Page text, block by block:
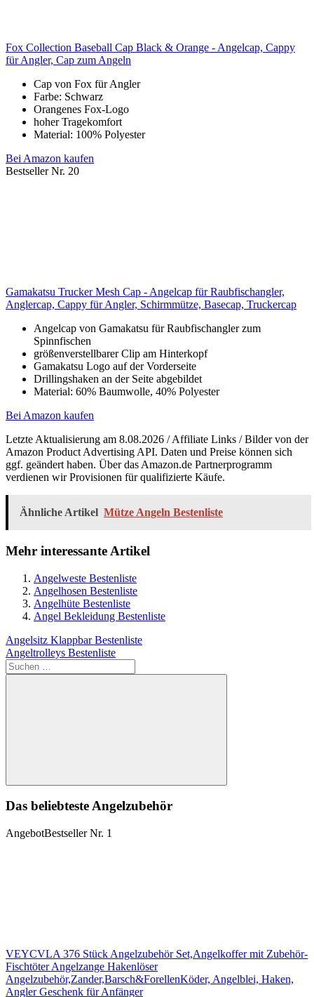
Fox Collection Baseball Cap Black & Orange - Angelcap, Cappy
für Angler, Cap zum Angeln
Cap von Fox für Angler
Farbe: Schwarz
Orangenes Fox-Logo
hoher Tragekomfort
Material: 100% Polyester
Bei Amazon kaufen
Bestseller Nr. 20
Gamakatsu Trucker Mesh Cap - Angelcap für Raubfischangler,
Anglercap, Cappy für Angler, Schirmmütze, Basecap, Truckercap
Angelcap von Gamakatsu für Raubfischangler zum
Spinnfischen
größenverstellbarer Clip am Hinterkopf
Gamakatsu Logo auf der Vorderseite
Drillingshaken an der Seite abgebildet
Material: 60% Baumwolle, 40% Polyester
Bei Amazon kaufen
Letzte Aktualisierung am 8.08.2026 / Affiliate Links / Bilder von der
Amazon Product Advertising API. Daten und Preise können sich
ggf. geändert haben. Über das Amazon.de Partnerprogramm
verdienen wir Provisionen für qualifizierte Käufe.
Ähnliche Artikel Mütze Angeln Bestenliste
Mehr interessante Artikel
Angelweste Bestenliste
Angelhosen Bestenliste
Angelhüte Bestenliste
Angel Bekleidung Bestenliste
Beitragsnavigation
Vorheriger
Beitrag:
Angelsitz Klappbar Bestenliste
Nächster
Beitrag:
Angeltrolleys Bestenliste
Suchen
nach:
Suchen
Das beliebteste Angelzubehör
AngebotBestseller Nr. 1
VEYCVLA 376 Stück Angelzubehör Set,Angelkoffer mit Zubehör-
Fischtöter Angelzange Hakenlöser
Angelzubehör,Zander,Barsch&ForellenKöder, Angelblei, Haken,
Angler Geschenk für Anfänger